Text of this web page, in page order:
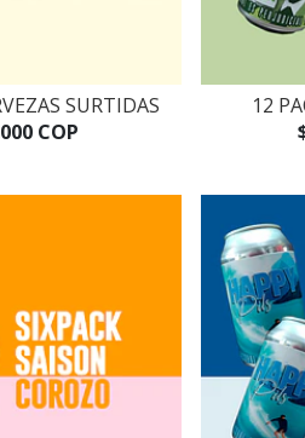
SURTIDAS
COP
12